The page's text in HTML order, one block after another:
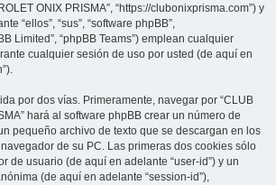
ONIX PRISMA”, “https://clubonixprisma.com”) y
“ellos”, “sus”, “software phpBB”,
Limited”, “phpBB Teams”) emplean cualquier
cualquier sesión de uso por usted (de aquí en
por dos vías. Primeramente, navegar por “CLUB
hará al software phpBB crear un número de
pequeño archivo de texto que se descargan en los
de su PC. Las primeras dos cookies sólo
de usuario (de aquí en adelante “user-id”) y un
(de aquí en adelante “session-id”),